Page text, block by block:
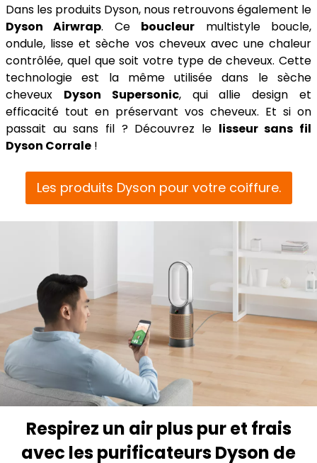
Dans les produits Dyson, nous retrouvons également le
Dyson Airwrap. Ce boucleur multistyle boucle,
ondule, lisse et sèche vos cheveux avec une chaleur
contrôlée, quel que soit votre type de cheveux. Cette
technologie est la même utilisée dans le sèche
cheveux Dyson Supersonic, qui allie design et
efficacité tout en préservant vos cheveux. Et si on
passait au sans fil ? Découvrez le lisseur sans fil
Dyson Corrale !
Les produits Dyson pour votre coiffure.
Respirez un air plus pur et frais
avec les purificateurs Dyson de